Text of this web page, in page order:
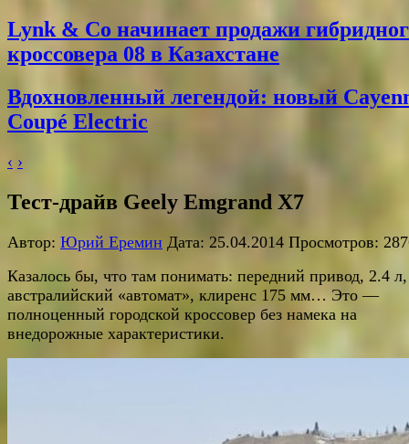
Lynk & Co начинает продажи
кроссовера 08 в Казахстане
Вдохновленный легендой: новый
Coupé Electric
‹ ›
Тест-драйв Geely Emgrand X7
Автор: Юрий Еремин Дата: 25.04.2014 Просмотров:
Казалось бы, что там понимать: передний привод, 2.4 л,
австралийский «автомат», клиренс 175 мм… Это —
полноценный городской кроссовер без намека на
внедорожные характеристики.